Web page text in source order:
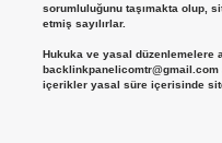
sorumluluğunu taşımakta olup,
etmiş sayılırlar.
Hukuka ve yasal düzenlemelere
backlinkpanelicomtr@gmail.com
içerikler yasal süre içerisinde